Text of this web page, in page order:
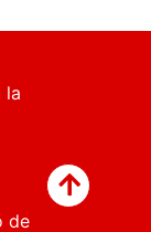
la
de